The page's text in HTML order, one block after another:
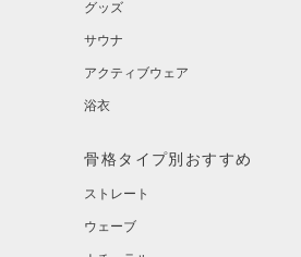
グッズ
サウナ
アクティブウェア
浴衣
骨格タイプ別おすすめ
ストレート
ウェーブ